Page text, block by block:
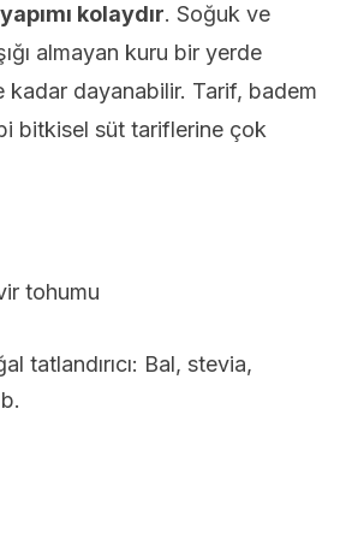
kolaydır. Soğuk ve
almayan kuru bir yerde
kadar dayanabilir. Tarif, badem
bitkisel süt tariflerine çok
tohumu
tatlandırıcı: Bal, stevia,